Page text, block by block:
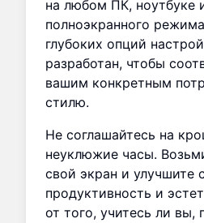
на любом ПК, ноутбуке
полноэкранного
глубоких опций
разработан, чтобы
вашим конкретным
стилю.
Не соглашайтесь на
неуклюжие часы.
свой экран и улучшите
продуктивность и
от того, учитесь ли вы,